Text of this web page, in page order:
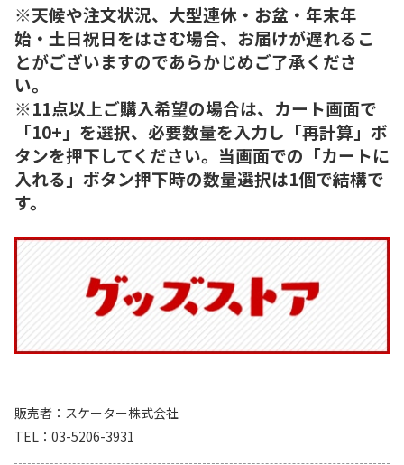
※天候や注文状況、大型連休・お盆・年末年
始・土日祝日をはさむ場合、お届けが遅れるこ
とがございますのであらかじめご了承くださ
い。
※11点以上ご購入希望の場合は、カート画面で
「10+」を選択、必要数量を入力し「再計算」ボ
タンを押下してください。当画面での「カートに
入れる」ボタン押下時の数量選択は1個で結構で
す。
販売者
スケーター株式会社
TEL
03-5206-3931